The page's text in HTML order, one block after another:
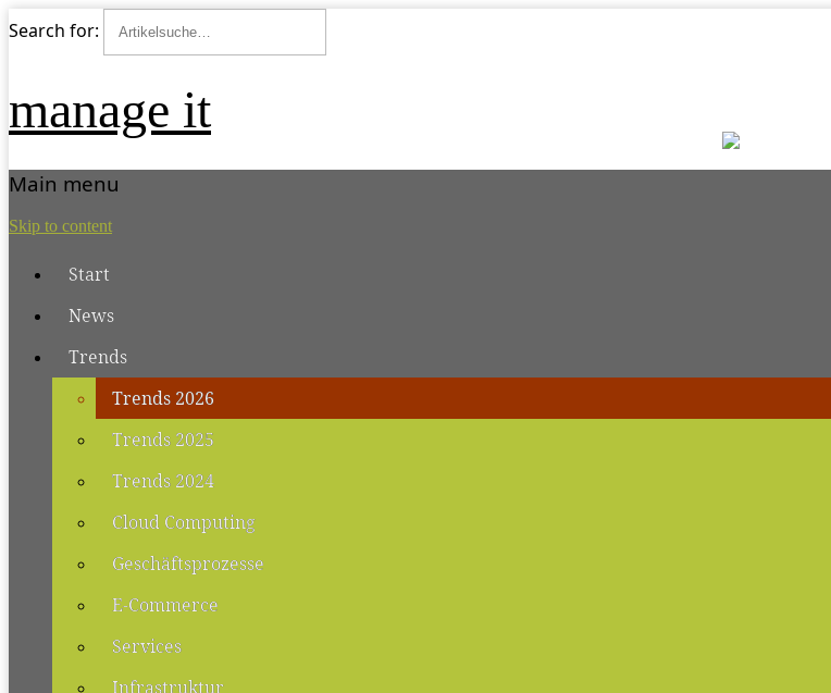
Search for:
manage it
Main menu
Skip to content
Start
News
Trends
Trends 2026
Trends 2025
Trends 2024
Cloud Computing
Geschäftsprozesse
E-Commerce
Services
Infrastruktur